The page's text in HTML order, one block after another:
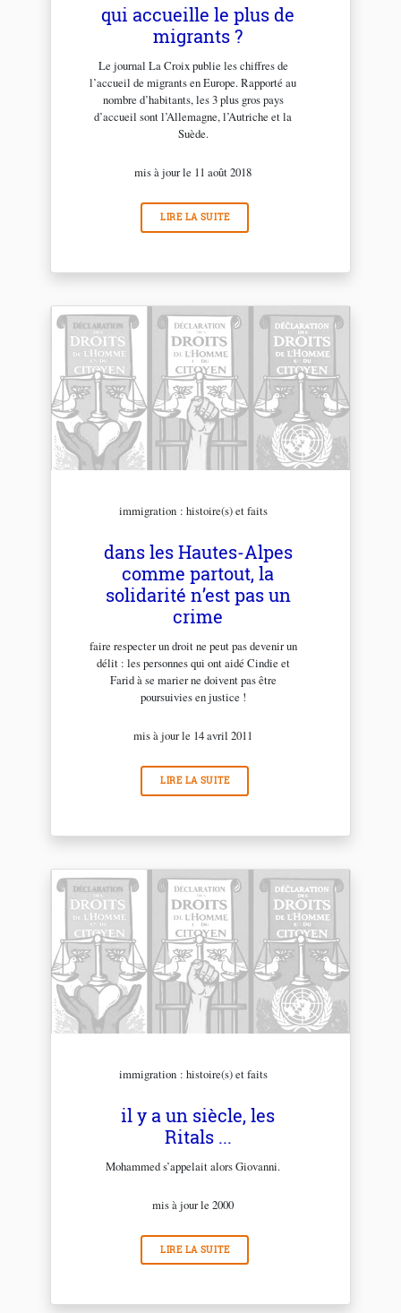
qui accueille le plus de
migrants ?
Le journal La Croix publie les chiffres de
l’accueil de migrants en Europe. Rapporté au
nombre d’habitants, les 3 plus gros pays
d’accueil sont l’Allemagne, l’Autriche et la
Suède.
mis à jour le 11 août 2018
LIRE LA SUITE
immigration : histoire(s) et faits
dans les Hautes-Alpes
comme partout, la
solidarité n’est pas un
crime
faire respecter un droit ne peut pas devenir un
délit : les personnes qui ont aidé Cindie et
Farid à se marier ne doivent pas être
poursuivies en justice !
mis à jour le 14 avril 2011
LIRE LA SUITE
immigration : histoire(s) et faits
il y a un siècle, les
Ritals ...
Mohammed s’appelait alors Giovanni.
mis à jour le 2000
LIRE LA SUITE